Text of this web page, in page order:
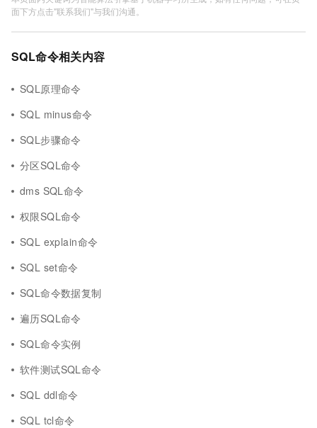
面下方点击"联系我们"与我们沟通。
SQL命令相关内容
SQL原理命令
SQL minus命令
SQL步骤命令
分区SQL命令
dms SQL命令
权限SQL命令
SQL explain命令
SQL set命令
SQL命令数据复制
遍历SQL命令
SQL命令实例
软件测试SQL命令
SQL ddl命令
SQL tcl命令